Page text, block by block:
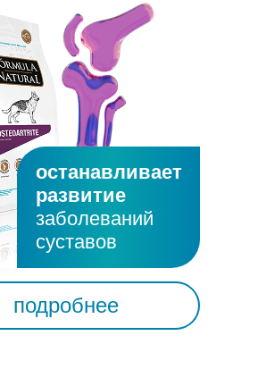
останавливает
развитие
заболеваний
суставов
подробнее